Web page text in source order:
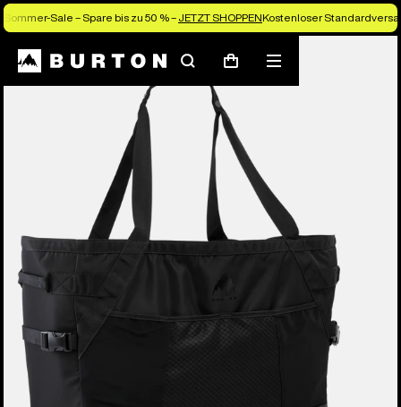
Sommer-Sale – Spare bis zu 50 % – JETZT SHOPPENKostenloser
SuchenWarenkorb
Menü
Die Experten von Burton erklären es dir